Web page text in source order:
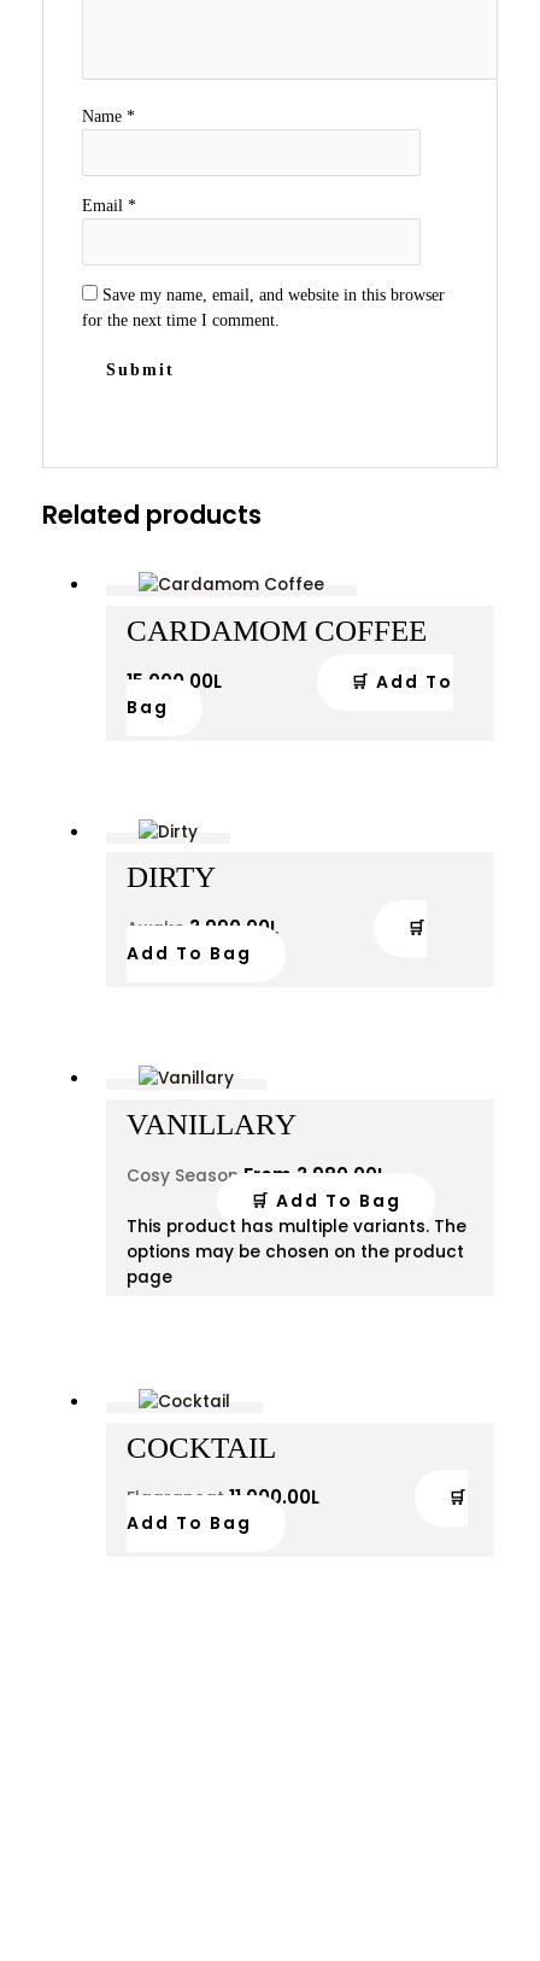
Name *
Email *
Save my name, email, and website in this browser
for the next time I comment.
Related products
CARDAMOM COFFEE
15,000.00L
🛒 Add To
Bag
DIRTY
Awake 3,990.00L
🛒
Add To Bag
VANILLARY
Cosy Season From 3,980.00L
🛒 Add To Bag
This product has multiple variants. The
options may be chosen on the product
page
COCKTAIL
Flagrancat 11,000.00L
🛒
Add To Bag